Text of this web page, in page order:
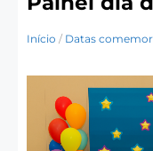
Início / Datas